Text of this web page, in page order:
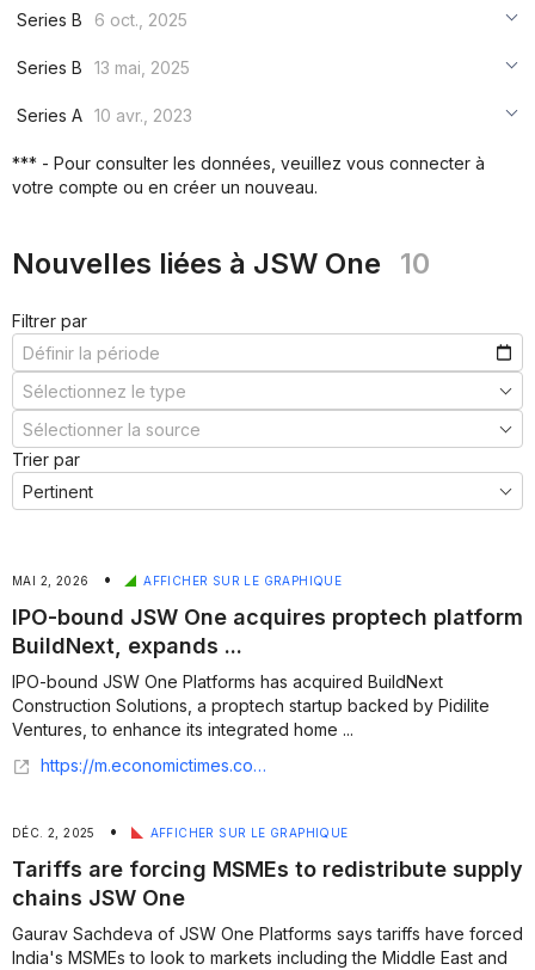
Series B
6 oct., 2025
***
Series B
13 mai, 2025
***
Series A 10 avr., 2023
*** - Pour consulter les données, veuillez vous connecter à
votre compte ou en créer un nouveau.
Nouvelles liées à JSW One 10
Filtrer par
Trier par
MAI 2, 2026 • AFFICHER SUR LE GRAPHIQUE
IPO-bound JSW One acquires proptech platform
BuildNext, expands ...
IPO-bound JSW One Platforms has acquired BuildNext
Construction Solutions, a proptech startup backed by Pidilite
Ventures, to enhance its integrated home ...
https://m.economictimes.com/tech/technology/ipo-bound-jsw-one-acquires-proptech-platform-buildnext-expands-home-construction-wares/articleshow/130674444.cms
DÉC. 2, 2025 • AFFICHER SUR LE GRAPHIQUE
Tariffs are forcing MSMEs to redistribute supply
chains JSW One
Gaurav Sachdeva of JSW One Platforms says tariffs have forced
India's MSMEs to look to markets including the Middle East and